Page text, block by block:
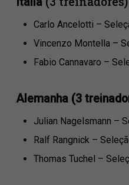
Carlo Ancelotti –
Vincenzo Montella –
Fabio Cannavaro –
Alemanha (3
Julian Nagelsmann –
Ralf Rangnick –
Thomas Tuchel –